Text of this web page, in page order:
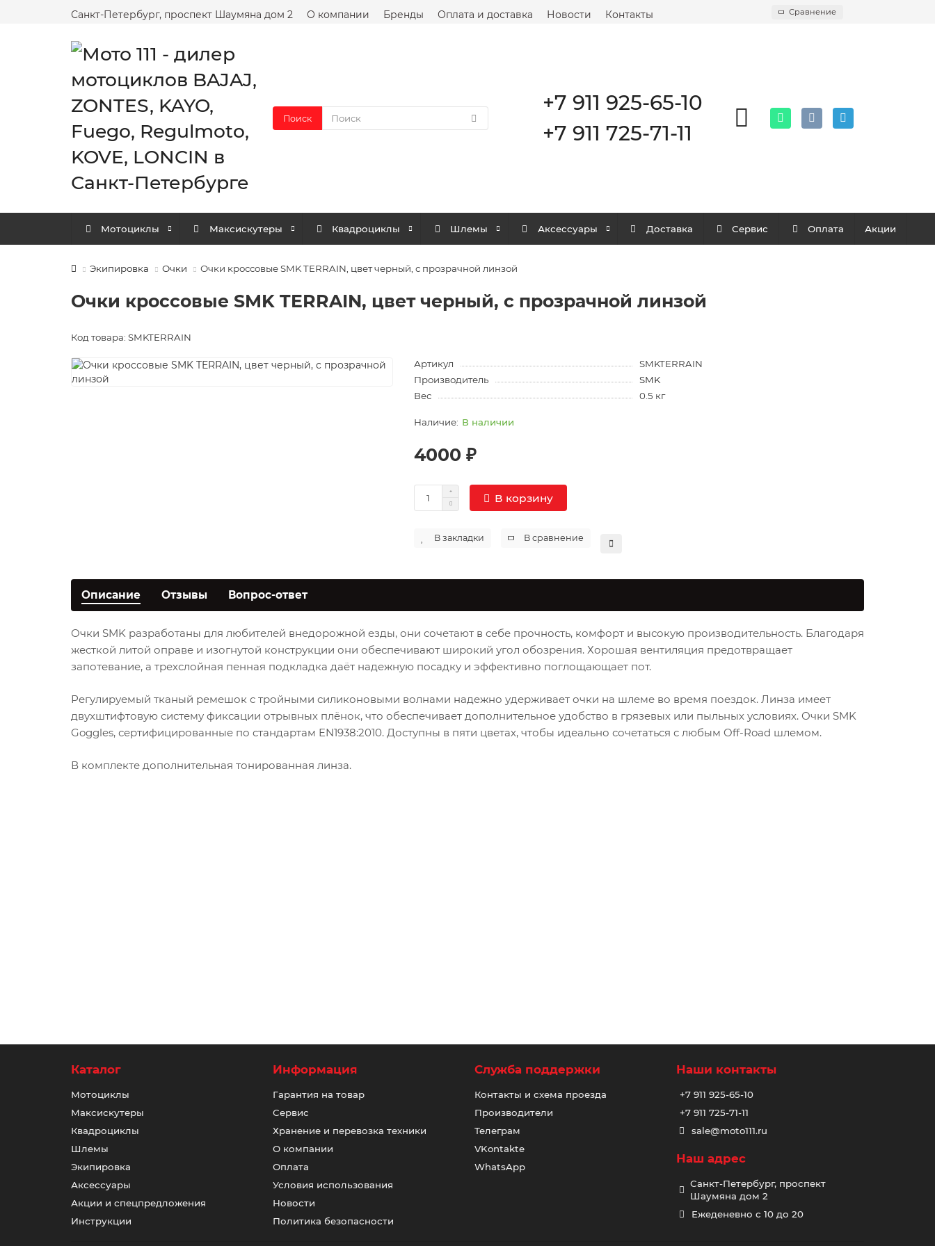
Санкт-Петербург, проспект Шаумяна дом 2 О компании Бренды Оплата и доставка Новости Контакты Сравнение
Поиск
+7 911 925-65-10
+7 911 725-71-11
Мотоциклы Максискутеры Квадроциклы Шлемы Аксессуары Доставка Сервис Оплата Акции
Экипировка Очки Очки кроссовые SMK TERRAIN, цвет черный, с прозрачной линзой
Очки кроссовые SMK TERRAIN, цвет черный, с прозрачной линзой
Код товара: SMKTERRAIN
Артикул
SMKTERRAIN
Производитель
SMK
Вес
0.5 кг
В наличии
4000 ₽
В корзину
В закладки В сравнение
Описание Отзывы Вопрос-ответ
Очки SMK разработаны для любителей внедорожной езды, они сочетают в себе прочность, комфорт и высокую производительность. Благодаря
жесткой литой оправе и изогнутой конструкции они обеспечивают широкий угол обозрения. Хорошая вентиляция предотвращает
запотевание, а трехслойная пенная подкладка даёт надежную посадку и эффективно поглощающает пот.
Регулируемый тканый ремешок с тройными силиконовыми волнами надежно удерживает очки на шлеме во время поездок. Линза имеет
двухштифтовую систему фиксации отрывных плёнок, что обеспечивает дополнительное удобство в грязевых или пыльных условиях. Очки SMK
Goggles, сертифицированные по стандартам EN1938:2010. Доступны в пяти цветах, чтобы идеально сочетаться с любым Off-Road шлемом.
В комплекте дополнительная тонированная линза.
Каталог
Мотоциклы
Максискутеры
Квадроциклы
Шлемы
Экипировка
Аксессуары
Акции и спецпредложения
Инструкции
Информация
Гарантия на товар
Сервис
Хранение и перевозка техники
О компании
Оплата
Условия использования
Новости
Политика безопасности
Служба поддержки
Контакты и схема проезда
Производители
Телеграм
VKontakte
WhatsApp
Наши контакты
+7 911 925-65-10
+7 911 725-71-11
sale@moto111.ru
Наш адрес
Санкт-Петербург, проспект
Шаумяна дом 2
Ежеденевно с 10 до 20